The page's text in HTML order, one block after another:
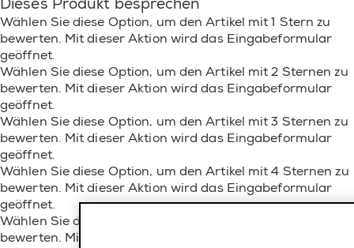
Dieses Produkt besprechen
Wählen Sie diese Option, um den Artikel mit 1 Stern zu
bewerten. Mit dieser Aktion wird das Eingabeformular
geöffnet.
Wählen Sie diese Option, um den Artikel mit 2 Sternen zu
bewerten. Mit dieser Aktion wird das Eingabeformular
geöffnet.
Wählen Sie diese Option, um den Artikel mit 3 Sternen zu
bewerten. Mit dieser Aktion wird das Eingabeformular
geöffnet.
Wählen Sie diese Option, um den Artikel mit 4 Sternen zu
bewerten. Mit dieser Aktion wird das Eingabeformular
geöffnet.
Wählen Sie diese Option, um den Artikel mit 5 Sternen zu
bewerten. Mit dieser Aktion wird das Eingabeformular